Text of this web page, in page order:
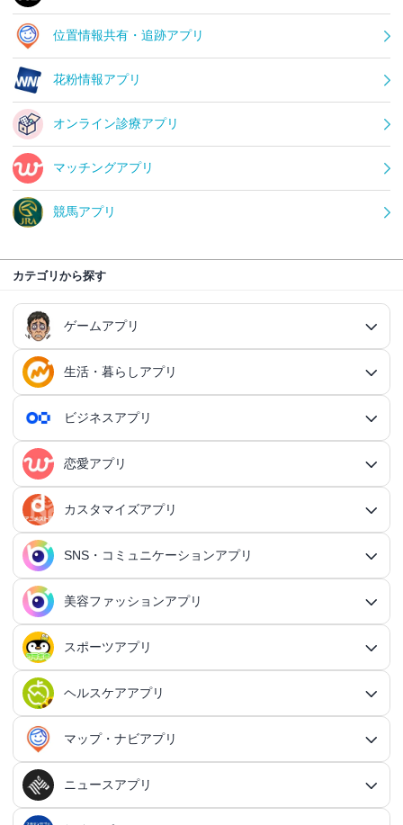
位置情報共有・追跡アプリ
花粉情報アプリ
オンライン診療アプリ
マッチングアプリ
競馬アプリ
カテゴリから探す
ゲームアプリ
ゲームアプリ総合
RPGアプリ
RPGアプリ総合
王道RPGアプリ
アクションRPGアプリ
シミュレーションRPGアプリ
ダンジョンRPGアプリ
MMORPGアプリ
放置系RPGアプリ
美少女RPGアプリ
カードRPGアプリ
クイズRPGアプリ
アクションゲームアプリ
2Dアクションアプリ
3Dアクションアプリ
アクションRPGアプリ
MOBAアプリ
ステルスゲームアプリ
シミュレーションアプリ
シミュレーションアプリ総合
育成シミュレーションアプリ
戦略シミュレーションアプリ
箱庭シミュレーションアプリ
恋愛シミュレーションアプリ
歴史シミュレーションアプリ
メタバース体験シミュレーションゲームアプリ
対戦・協力ゲームアプリ
対戦・協力ゲームアプリ総合
オンライン対戦アプリ
協力・マルチプレイアプリ
シューティングゲームアプリ
FPSアプリ
TPSアプリ
オンラインシューティングアプリ
縦スクシューティングアプリ
横スクシューティングアプリ
アドベンチャーゲームアプリ
アドベンチャーゲームアプリ総合
ミステリーアドベンチャーアプリ
ホラーアドベンチャーアプリ
サウンドノベルアプリ
パズル・脳トレアプリ
パズル・脳トレアプリ総合
パズルゲームアプリ
脱出ゲームアプリ
音楽ゲームアプリ
音楽ゲームアプリ総合
手持ち曲で遊ぶ音ゲーアプリ
オープンワールドアプリ
オープンワールドアプリ総合
3Dサンドボックスアプリ
カジュアルゲームアプリ
生活・暮らしアプリ
生活・暮らしアプリ総合
ファイナンスアプリ
家計簿アプリ
ふるさと納税アプリ
貯金アプリ
スマホ決済アプリ
クレジットカードアプリ
投資アプリ
確定申告アプリ
ギャンブルの管理アプリ
日記アプリ
SNS感覚の日記アプリ
交換日記アプリ
写真カレンダーアプリ
シンプルな日記アプリ
終活アプリ
行動記録アプリ
行動記録アプリ総合
習慣化アプリ
ポイ活アプリ
ポイ活アプリ総合
レシートポイ活アプリ
歩いてお金を稼ぐアプリ
アンケートアプリ
登録でお金がもらえるアプリ
スケジューラ・時計アプリ
リマインダーアプリ
時計アプリ
タイマーアプリ
ライフログアプリ
持ち物管理アプリ
生理周期アプリ
体重管理アプリ
家事アプリ
家事アプリ総合
料理アプリ
掃除アプリ
育児アプリ
育児アプリ総合
防犯アプリ
ビジネスアプリ
ビジネスアプリ総合
タスク管理アプリ
タスク管理アプリ総合
個人タスク管理アプリ
タスク共有アプリ
プロジェクト管理アプリ
QRコードアプリ
QRコード読み取りアプリ
QRコード作成アプリ
janコード検索アプリ
OCRアプリ
OCRアプリ総合
翻訳カメラアプリ
議事録アプリ
議事録アプリ総合
文字起こしアプリ
高音質ボイスレコーダーアプリ
顧客管理アプリ
ファイル管理アプリ
ファイル管理アプリ総合
クラウド保存・共有アプリ
名刺管理アプリ総合
会計アプリ
恋愛アプリ
恋愛アプリ総合
マッチングアプリ
マッチングアプリ総合
20代向けマッチングアプリ
30代向けマッチングアプリ
40代向けマッチングアプリ
60代・シニア向けマッチングアプリ
出会いアプリ
カップルアプリ
カップルアプリ総合
カップルSNSアプリ
記念日アプリ
デートアプリ
デートスポットアプリ
恋愛診断アプリ
恋愛情報・モテる方法アプリ
恋愛相談アプリ
女性の悩み解決アプリ
カスタマイズアプリ
カスタマイズアプリ総合
IFTTTアプリ
オートクリッカーアプリ
ネットワークアプリ
Wi-Fiアプリ
スピードテストアプリ
VPNアプリ
スマホ最適化アプリ
スマホ最適化アプリ総合
メモリの確認／解放アプリ
パスワード管理アプリ
セキュリティ対策アプリ
キーボードアプリ
画面の設定アプリ
SNS・コミュニケーションアプリ
SNS・コミュニケーションアプリ総合
SNSアプリ
SNSアプリ総合
X（Twitter）アプリ
LINEアプリ
マストドンアプリ
メールアプリ
多機能メーラーアプリ
フリーメールアプリ
チャットアプリ
チャットアプリ総合
SMSアプリ
電話アプリ
電話アプリ総合
掲示板アプリ
美容ファッションアプリ
美容ファッションアプリ総合
ヘア・メイク・ネイルアプリ
髪型アプリ
メイク・スキンケアアプリ
ネイルアプリ
ファッションアプリ
似合うメガネ診断アプリ
ボディケア・エステアプリ
女性向けダイエットアプリ
スポーツアプリ
スポーツアプリ総合
陸上競技アプリ
陸上競技アプリ総合
ウォーキングアプリ
テニスアプリ
ライトアプリ
ヘルスケアアプリ
ヘルスケアアプリ総合
健康管理アプリ
健康管理アプリ総合
マップ・ナビアプリ
マップ・ナビアプリ総合
ニュースアプリ